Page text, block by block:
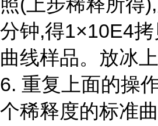
分钟,得1×10E4
曲线样品。放冰上
6. 重复上面的操
个稀释度的标准